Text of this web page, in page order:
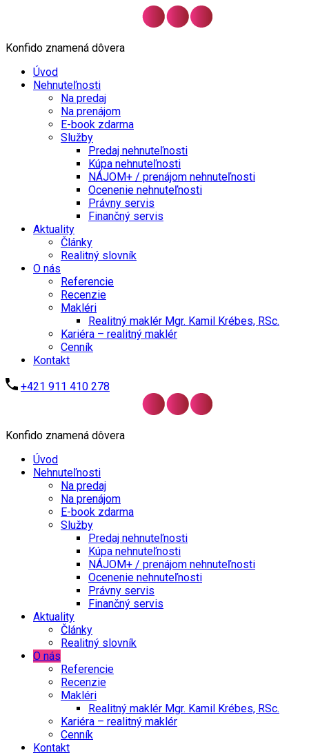
Konfido znamená dôvera
Úvod
Nehnuteľnosti
Na predaj
Na prenájom
E-book zdarma
Služby
Predaj nehnuteľnosti
Kúpa nehnuteľnosti
NÁJOM+ / prenájom nehnuteľnosti
Ocenenie nehnuteľnosti
Právny servis
Finančný servis
Aktuality
Články
Realitný slovník
O nás
Referencie
Recenzie
Makléri
Realitný maklér Mgr. Kamil Krébes, RSc.
Kariéra – realitný maklér
Cenník
Kontakt
+421 911 410 278
Konfido znamená dôvera
Úvod
Nehnuteľnosti
Na predaj
Na prenájom
E-book zdarma
Služby
Predaj nehnuteľnosti
Kúpa nehnuteľnosti
NÁJOM+ / prenájom nehnuteľnosti
Ocenenie nehnuteľnosti
Právny servis
Finančný servis
Aktuality
Články
Realitný slovník
O nás
Referencie
Recenzie
Makléri
Realitný maklér Mgr. Kamil Krébes, RSc.
Kariéra – realitný maklér
Cenník
Kontakt